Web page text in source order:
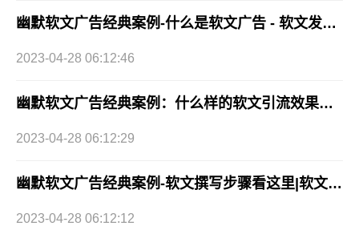
幽默软文广告经典案例-什么是软文广告 - 软文发稿网
2023-04-28 06:12:46
幽默软文广告经典案例：什么样的软文引流效果好？
2023-04-28 06:12:29
幽默软文广告经典案例-软文撰写步骤看这里|软文发稿网
2023-04-28 06:12:12